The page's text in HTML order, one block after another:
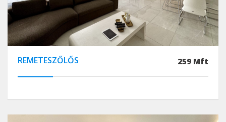
REMETESZŐLŐS 259 Mft